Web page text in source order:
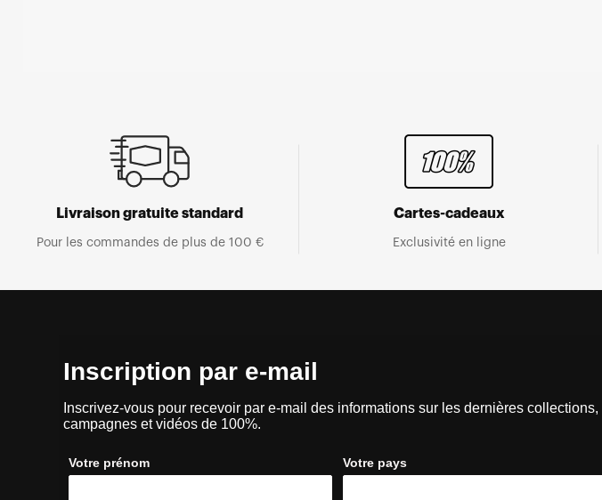
Livraison gratuite standard
Pour les commandes de plus de 100 €
Cartes-cadeaux
Exclusivité en ligne
Inscription par e-mail
Inscrivez-vous pour recevoir par e-mail des informations sur les dernières collections,
campagnes et vidéos de 100%.
Votre prénom Votre pays